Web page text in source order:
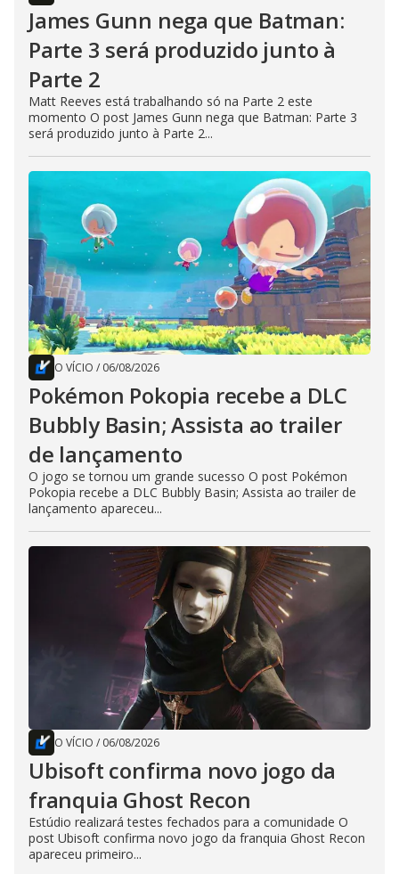
James Gunn nega que Batman:
Parte 3 será produzido junto à
Parte 2
Matt Reeves está trabalhando só na Parte 2 este
momento O post James Gunn nega que Batman: Parte 3
será produzido junto à Parte 2...
O VÍCIO / 06/08/2026
Pokémon Pokopia recebe a DLC
Bubbly Basin; Assista ao trailer
de lançamento
O jogo se tornou um grande sucesso O post Pokémon
Pokopia recebe a DLC Bubbly Basin; Assista ao trailer de
lançamento apareceu...
O VÍCIO / 06/08/2026
Ubisoft confirma novo jogo da
franquia Ghost Recon
Estúdio realizará testes fechados para a comunidade O
post Ubisoft confirma novo jogo da franquia Ghost Recon
apareceu primeiro...